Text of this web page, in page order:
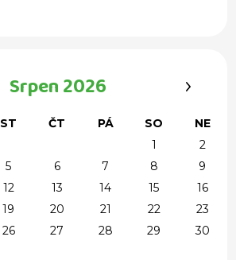
Srpen 2026
ST ČT PÁ SO
NE
1
2
5 6 7 8
9
12 13 14 15
16
19 20 21 22
23
26 27 28 29
30